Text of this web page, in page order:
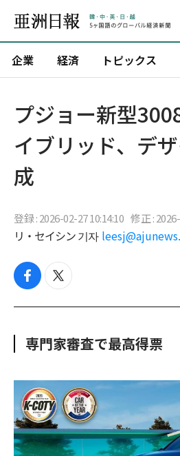
企業 経済 トピックス
プジョー新型
イブリッド、デ
成
登録 : 2026-02-27 10:14:10 修正 :
リ・セイシン 기자
f
c
b
o
t
i
e
専門家審査で最高得票